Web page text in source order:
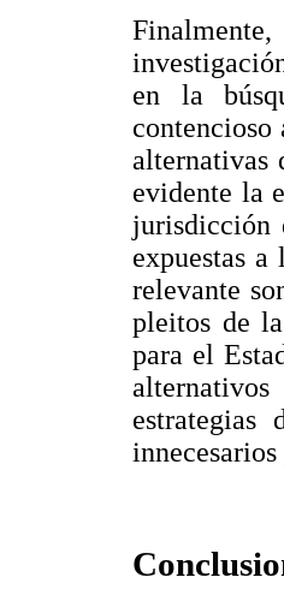
en la
alternativas
evidente la
jurisdicción
expuestas
relevante
pleitos de
para el